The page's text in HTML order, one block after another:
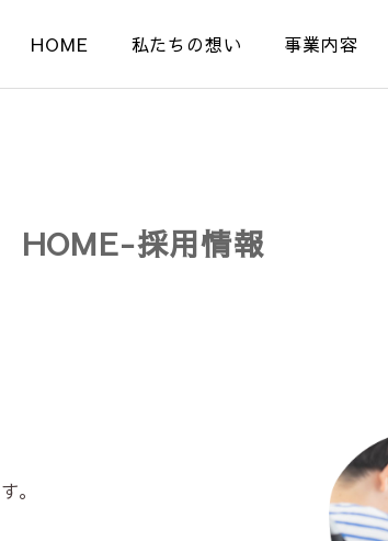
HOME 私たちの想い 事業内容
HOME-採用情報
。